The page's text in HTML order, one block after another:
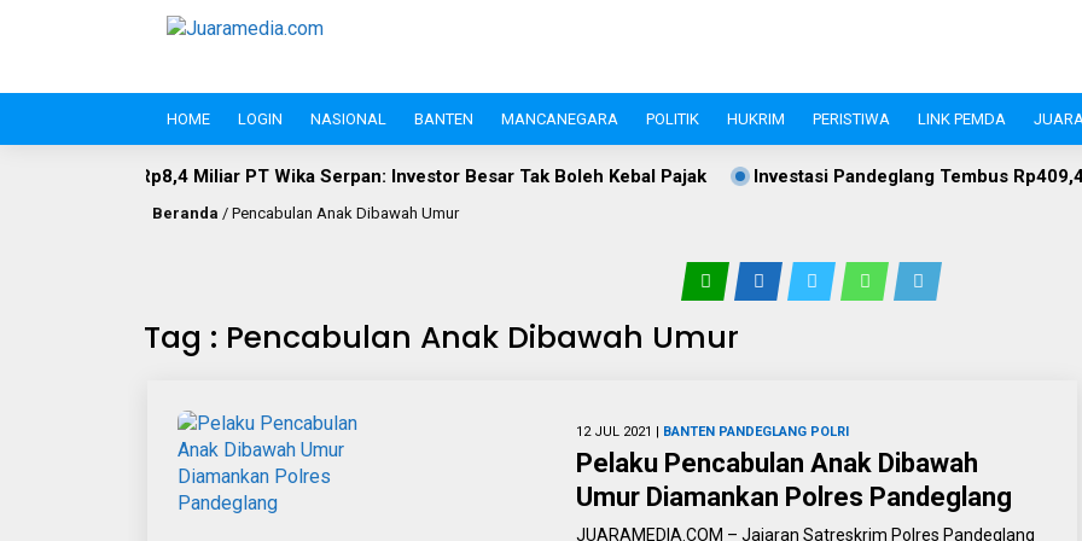
HOME LOGIN NASIONAL BANTEN MANCANEGARA POLITIK HUKRIM PERISTIWA LINK PEMDA
PT Wika Serpan: Investor Besar Tak Boleh Kebal Pajak Investasi Pandeglang Tembus Rp409,4 Miliar, Pertanian
Beranda / Pencabulan Anak Dibawah Umur
Tag : Pencabulan Anak Dibawah Umur
12 JUL 2021 | BANTEN PANDEGLANG POLRI
Pelaku Pencabulan Anak Dibawah
Umur Diamankan Polres Pandeglang
JUARAMEDIA.COM – Jajaran Satreskrim Polres Pandeglang